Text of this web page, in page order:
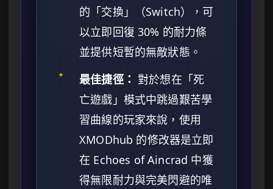
的「交換」（Switch），可
以立即回復 30% 的耐力條
並提供短暫的無敵狀態。
✦ 最佳捷徑： 對於想在「死
亡遊戲」模式中跳過艱苦學
習曲線的玩家來說，使用
XMODhub 的修改器是立即
在 Echoes of Aincrad 中獲
得無限耐力與完美閃避的唯